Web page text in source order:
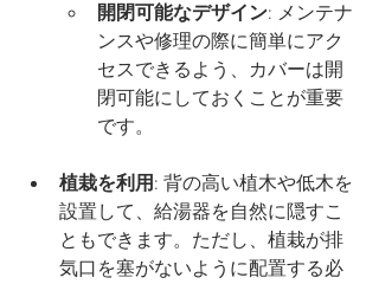
開閉可能なデザイン: メンテナ
ンスや修理の際に簡単にアク
セスできるよう、カバーは開
閉可能にしておくことが重要
です。
植栽を利用: 背の高い植木や低木を
設置して、給湯器を自然に隠すこ
ともできます。ただし、植栽が排
気口を塞がないように配置する必